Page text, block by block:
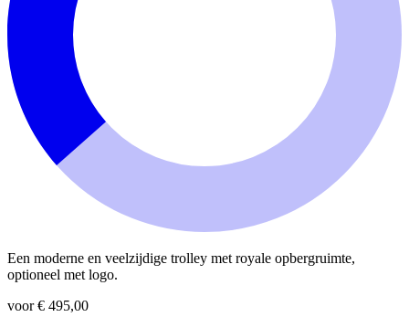
Een moderne en veelzijdige trolley met royale opbergruimte,
optioneel met logo.
voor € 495,00